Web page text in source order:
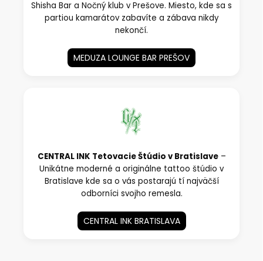
Shisha Bar a Nočný klub v Prešove. Miesto, kde sa s
partiou kamarátov zabavíte a zábava nikdy
nekončí.
MEDUZA LOUNGE BAR PREŠOV
CENTRAL INK Tetovacie Štúdio v Bratislave–
Unikátne moderné a originálne tattoo štúdio v
Bratislave kde sa o vás postarajú tí najväčší
odborníci svojho remesla.
CENTRAL INK BRATISLAVA